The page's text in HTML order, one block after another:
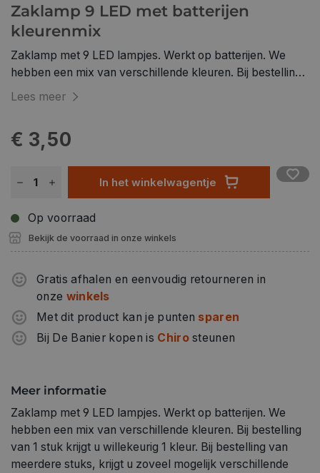
Zaklamp 9 LED met batterijen
kleurenmix
Zaklamp met 9 LED lampjes. Werkt op batterijen. We
hebben een mix van verschillende kleuren. Bij bestelling
van 1 stuk krijgt u willekeurig 1 kleur. Bij bestelling van
Lees meer
€ 3,50
In het winkelwagentje
Op voorraad
Bekijk de voorraad in onze winkels
Gratis afhalen en eenvoudig retourneren in
onze winkels
Met dit product kan je punten sparen
Bij De Banier kopen is Chirosteunen
Meer informatie
Zaklamp met 9 LED lampjes. Werkt op batterijen. We
hebben een mix van verschillende kleuren. Bij bestelling
van 1 stuk krijgt u willekeurig 1 kleur. Bij bestelling van
meerdere stuks, krijgt u zoveel mogelijk verschillende